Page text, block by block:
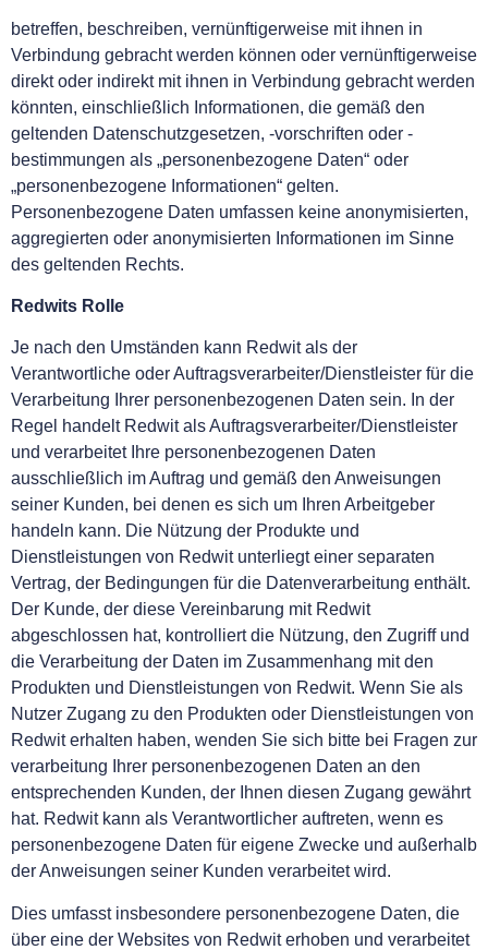
betreffen, beschreiben, vernünftigerweise mit ihnen in
Verbindung gebracht werden können oder vernünftigerweise
direkt oder indirekt mit ihnen in Verbindung gebracht werden
könnten, einschließlich Informationen, die gemäß den
geltenden Datenschutzgesetzen, -vorschriften oder -
bestimmungen als „personenbezogene Daten“ oder
„personenbezogene Informationen“ gelten.
Personenbezogene Daten umfassen keine anonymisierten,
aggregierten oder anonymisierten Informationen im Sinne
des geltenden Rechts.
Redwits Rolle
Je nach den Umständen kann Redwit als der
Verantwortliche oder Auftragsverarbeiter/Dienstleister für die
Verarbeitung Ihrer personenbezogenen Daten sein. In der
Regel handelt Redwit als Auftragsverarbeiter/Dienstleister
und verarbeitet Ihre personenbezogenen Daten
ausschließlich im Auftrag und gemäß den Anweisungen
seiner Kunden, bei denen es sich um Ihren Arbeitgeber
handeln kann. Die Nützung der Produkte und
Dienstleistungen von Redwit unterliegt einer separaten
Vertrag, der Bedingungen für die Datenverarbeitung enthält.
Der Kunde, der diese Vereinbarung mit Redwit
abgeschlossen hat, kontrolliert die Nützung, den Zugriff und
die Verarbeitung der Daten im Zusammenhang mit den
Produkten und Dienstleistungen von Redwit. Wenn Sie als
Nutzer Zugang zu den Produkten oder Dienstleistungen von
Redwit erhalten haben, wenden Sie sich bitte bei Fragen zur
verarbeitung Ihrer personenbezogenen Daten an den
entsprechenden Kunden, der Ihnen diesen Zugang gewährt
hat. Redwit kann als Verantwortlicher auftreten, wenn es
personenbezogene Daten für eigene Zwecke und außerhalb
der Anweisungen seiner Kunden verarbeitet wird.
Dies umfasst insbesondere personenbezogene Daten, die
über eine der Websites von Redwit erhoben und verarbeitet